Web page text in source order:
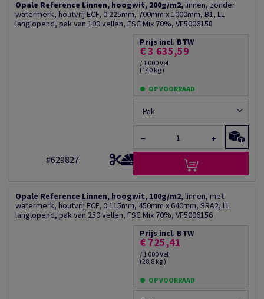
Opale Reference Linnen, hoogwit, 200g/m2,linnen, zonder
watermerk, houtvrij ECF, 0.225mm, 700mm x 1000mm, B1, LL
langlopend, pak van 100 vellen, FSC Mix 70%, VF5006158
#629827
Prijs incl. BTW
€ 3 635,59
/ 1 000 Vel
(140 kg )
OP VOORRAAD
Pak
− +
Opale Reference Linnen, hoogwit, 100g/m2,linnen, met
watermerk, houtvrij ECF, 0.115mm, 450mm x 640mm, SRA2, LL
langlopend, pak van 250 vellen, FSC Mix 70%, VF5006156
Prijs incl. BTW
€ 725,41
/ 1 000 Vel
(28,8 kg )
OP VOORRAAD